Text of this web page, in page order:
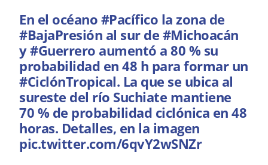
En el océano #Pacífico la zona de
#BajaPresión al sur de #Michoacán
y#Guerrero aumentó a 80 % su
probabilidad en 48 h para formar un
#CiclónTropical. La que se ubica al
sureste del río Suchiate mantiene
70 % de probabilidad ciclónica en 48
horas. Detalles, en la imagen
pic.twitter.com/6qvY2wSNZr